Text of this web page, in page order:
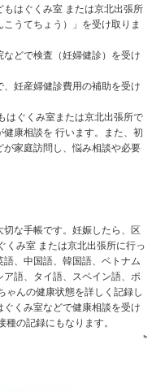
はぐくみ室 または京北出張所
うてちょう）」を受け取りま
などで検査（妊婦健診）を受け
、妊産婦健診費用の補助を受け
はぐくみ室または京北出張所で
康相談を 行います。また、初
家庭訪問し、悩み相談や必要
な手帳です。妊娠したら、区
くみ室 または京北出張所に行っ
、中国語、韓国語、ベトナム
語、タイ語、スペイン語、ポ
ゃんの健康状態を詳しく記録し
くみ室などで健康相談を受け
の記録にもなります。